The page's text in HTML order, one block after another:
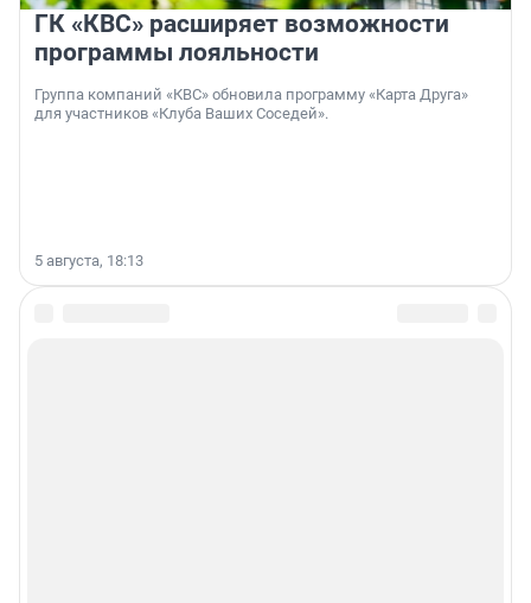
ГК «КВС» расширяет возможности
программы лояльности
Группа компаний «КВС» обновила программу «Карта Друга»
для участников «Клуба Ваших Соседей».
5 августа, 18:13